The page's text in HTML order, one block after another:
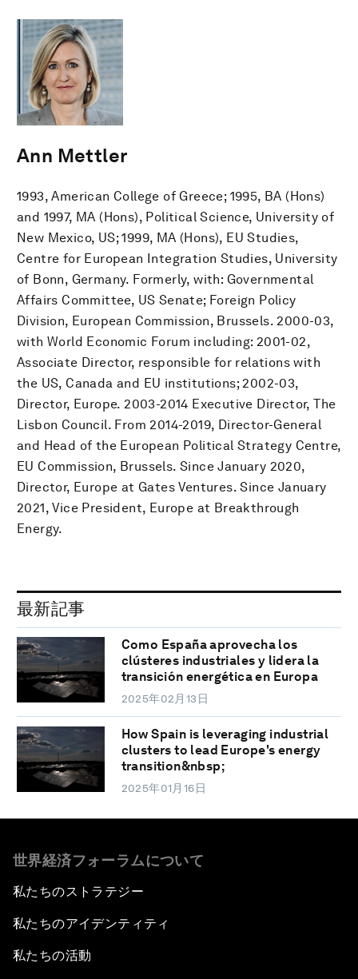
Ann Mettler
1993, American College of Greece; 1995, BA (Hons)
and 1997, MA (Hons), Political Science, University of
New Mexico, US; 1999, MA (Hons), EU Studies,
Centre for European Integration Studies, University
of Bonn, Germany. Formerly, with: Governmental
Affairs Committee, US Senate; Foreign Policy
Division, European Commission, Brussels. 2000-03,
with World Economic Forum including: 2001-02,
Associate Director, responsible for relations with
the US, Canada and EU institutions; 2002-03,
Director, Europe. 2003-2014 Executive Director, The
Lisbon Council. From 2014-2019, Director-General
and Head of the European Political Strategy Centre,
EU Commission, Brussels. Since January 2020,
Director, Europe at Gates Ventures. Since January
2021, Vice President, Europe at Breakthrough
Energy.
最新記事
Como España aprovecha los
clústeres industriales y lidera la
transición energética en Europa
2025年02月13日
How Spain is leveraging industrial
clusters to lead Europe's energy
transition&nbsp;
2025年01月16日
世界経済フォーラムについて
私たちのストラテジー
私たちのアイデンティティ
私たちの活動